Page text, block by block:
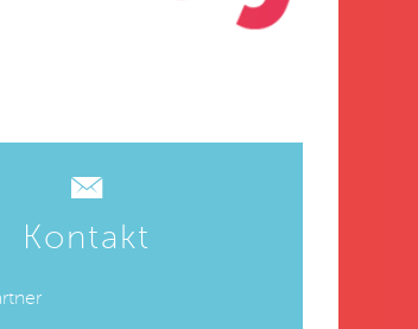
Kontakt